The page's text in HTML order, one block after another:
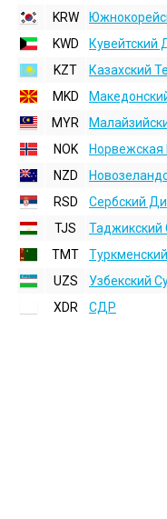
KRW
KWD
Кувейтский
KZT
Казахский
MKD
MYR
NOK
Норвежская
NZD
RSD
Сербский
TJS
Таджикский
TMT
UZS
Узбекский
XDR
СДР